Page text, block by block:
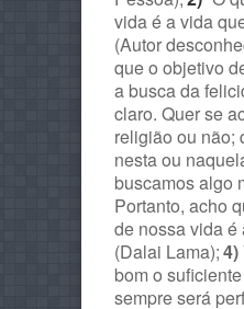
vida é a vida
(Autor
que o objetivo
a busca da
claro. Quer se
religião ou não;
nesta ou
buscamos algo
Portanto, acho
de nossa vida
(Dalai Lama);4)
bom o
sempre será